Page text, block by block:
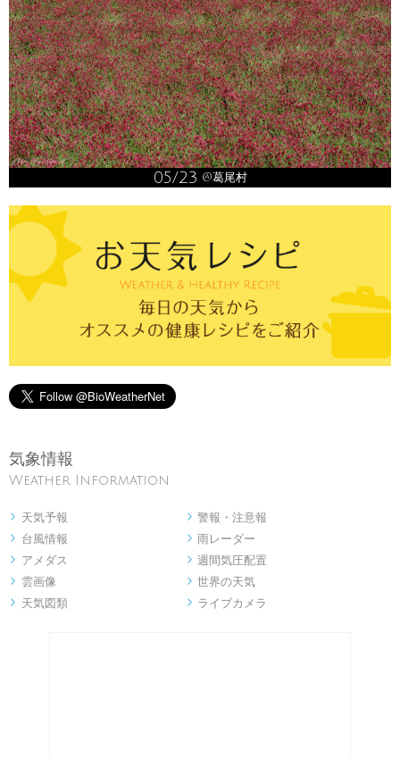
05/23 @葛尾村
気象情報
Weather Information
 天気予報  警報・注意報
 台風情報  雨レーダー
 アメダス  週間気圧配置
 雲画像  世界の天気
 天気図類  ライブカメラ